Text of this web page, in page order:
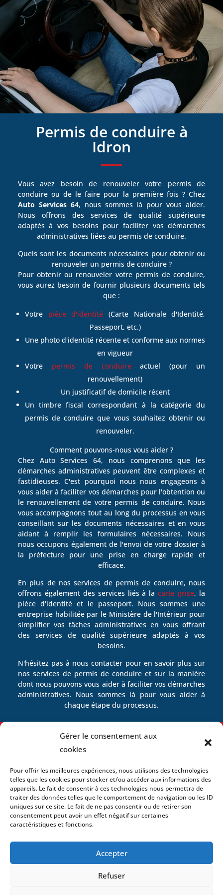
Gérer le consentement aux
cookies
Pour offrir les meilleures expériences, nous utilisons des technologies
telles que les cookies pour stocker et/ou accéder aux informations des
appareils. Le fait de consentir à ces technologies nous permettra de
traiter des données telles que le comportement de navigation ou les ID
uniques sur ce site. Le fait de ne pas consentir ou de retirer son
consentement peut avoir un effet négatif sur certaines
caractéristiques et fonctions.
Accepter
Refuser
Permis de conduire à
Idron
Vous avez besoin de renouveler votre permis de
conduire ou de le faire pour la première fois ? Chez
Auto Services 64, nous sommes là pour vous aider.
Nous offrons des services de qualité supérieure
adaptés à vos besoins pour faciliter vos démarches
administratives liées au permis de conduire.
Quels sont les documents nécessaires pour obtenir ou
renouveler un permis de conduire ?
Pour obtenir ou renouveler votre permis de conduire,
vous aurez besoin de fournir plusieurs documents tels
que :
Votre pièce d'identité (Carte Nationale d'Identité,
Passeport, etc.)
Une photo d'identité récente et conforme aux normes
en vigueur
Votre permis de conduireactuel (pour un
renouvellement)
Un justificatif de domicile récent
Un timbre fiscal correspondant à la catégorie du
permis de conduire que vous souhaitez obtenir ou
renouveler.
Comment pouvons-nous vous aider ?
Chez Auto Services 64, nous comprenons que les
démarches administratives peuvent être complexes et
fastidieuses. C'est pourquoi nous nous engageons à
vous aider à faciliter vos démarches pour l'obtention ou
le renouvellement de votre permis de conduire. Nous
vous accompagnons tout au long du processus en vous
conseillant sur les documents nécessaires et en vous
aidant à remplir les formulaires nécessaires. Nous
nous occupons également de l'envoi de votre dossier à
la préfecture pour une prise en charge rapide et
efficace.
En plus de nos services de permis de conduire, nous
offrons également des services liés à lacarte grise, la
pièce d'identité et le passeport. Nous sommes une
entreprise habilitée par le Ministère de l'Intérieur pour
simplifier vos tâches administratives en vous offrant
des services de qualité supérieure adaptés à vos
besoins.
N'hésitez pas à nous contacter pour en savoir plus sur
nos services de permis de conduire et sur la manière
dont nous pouvons vous aider à faciliter vos démarches
administratives. Nous sommes là pour vous aider à
chaque étape du processus.
Facilitez vos démarches avec nous
Contactez-Nous
Nous sommes toujours prêts à